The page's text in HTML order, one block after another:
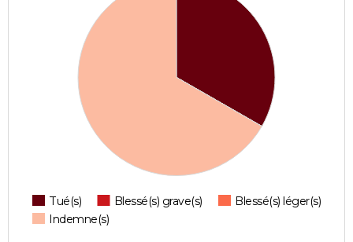
Tué(s) Blessé(s) grave(s)
Blessé(s) léger(s)
Indemne(s)